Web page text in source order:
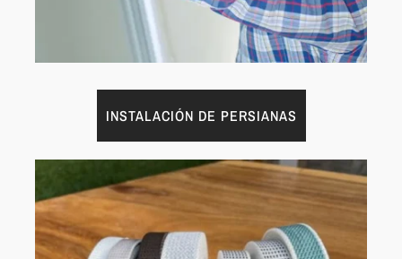
INSTALACIÓN DE PERSIANAS